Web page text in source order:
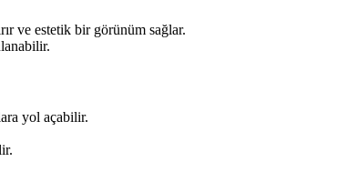
ve estetik bir görünüm sağlar.
yol açabilir.